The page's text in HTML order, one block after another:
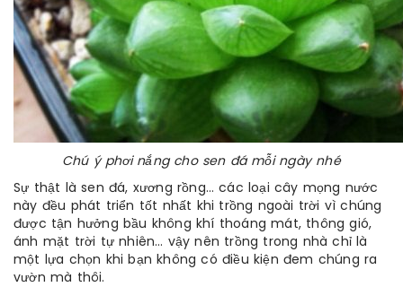
Chú ý phơi nắng cho sen đá mỗi ngày nhé
Sự thật là sen đá, xương rồng… các loại cây mọng nước
này đều phát triển tốt nhất khi trồng ngoài trời vì chúng
được tận hưởng bầu không khí thoáng mát, thông gió,
ánh mặt trời tự nhiên… vậy nên trồng trong nhà chỉ là
một lựa chọn khi bạn không có điều kiện đem chúng ra
vườn mà thôi.